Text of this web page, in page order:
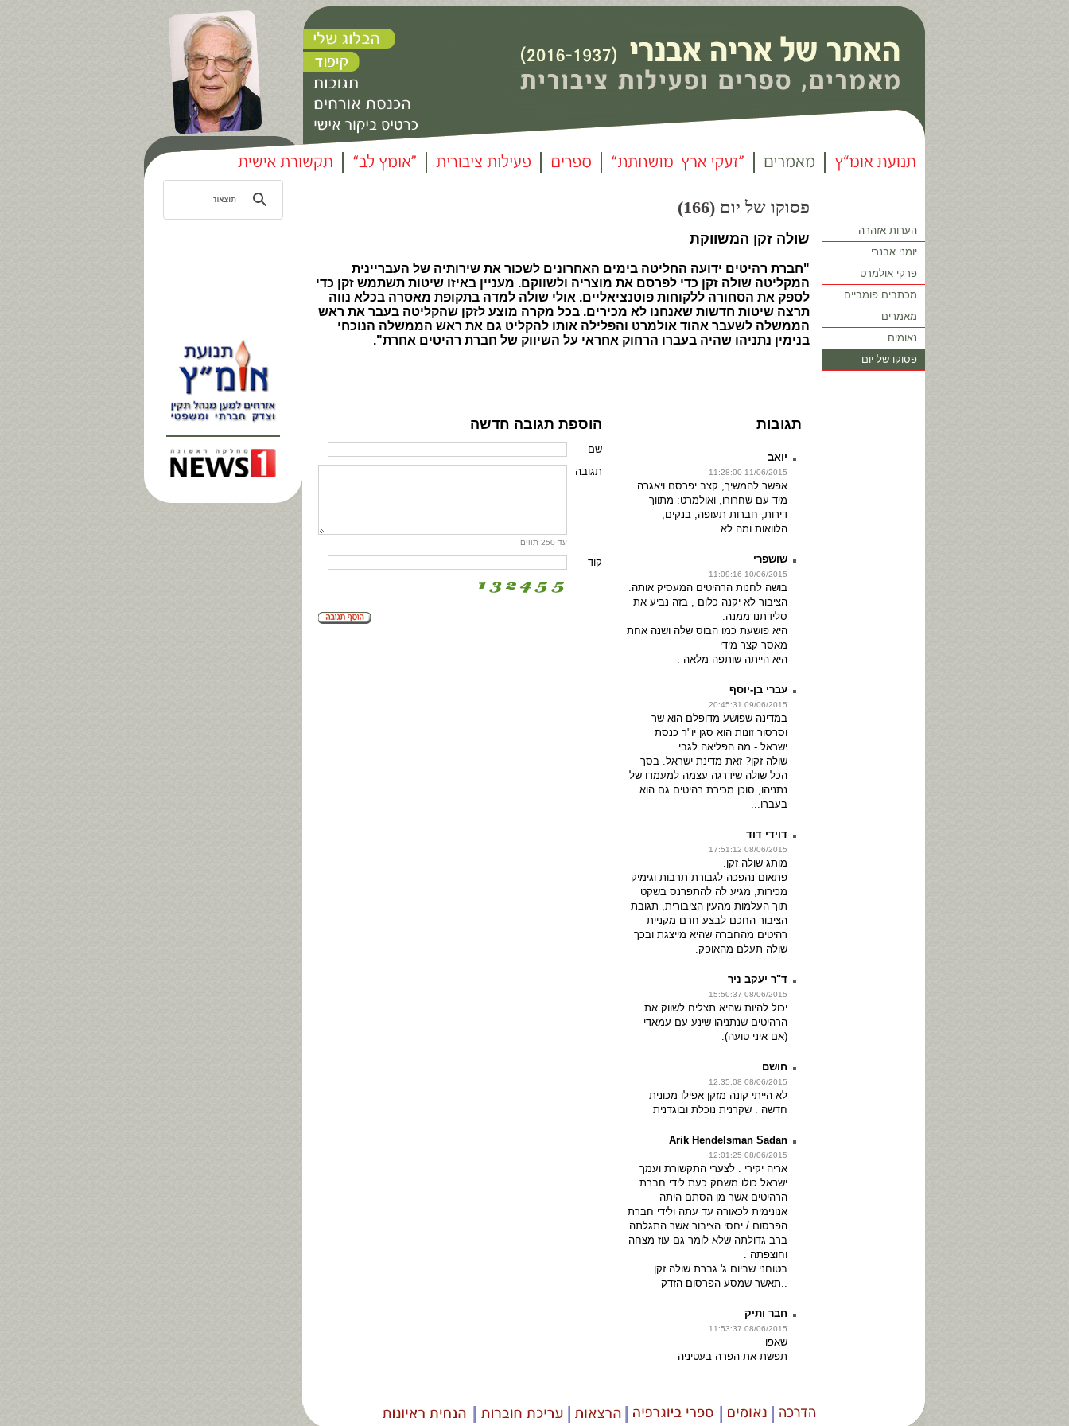
פסוקו של יום (166)
שולה זקן המשווקת
"חברת רהיטים ידועה החליטה בימים האחרונים לשכור את שירותיה של העבריינית
המקליטה שולה זקן כדי לפרסם את מוצריה ולשווקם. מעניין באיזו שיטות תשתמש זקן כדי
לספק את הסחורה ללקוחות פוטנציאליים. אולי שולה למדה בתקופת מאסרה בכלא נווה
תרצה שיטות חדשות שאנחנו לא מכירים. בכל מקרה מוצע לזקן שהקליטה בעבר את ראש
הממשלה לשעבר אהוד אולמרט והפלילה אותו להקליט גם את ראש הממשלה הנוכחי
בנימין נתניהו שהיה בעברו הרחוק אחראי על השיווק של חברת רהיטים אחרת".
הוספת תגובה חדשה
שם
עד 250 תווים
תגובה
קוד
תגובות
יואב
11/06/2015 11:28:00
אפשר להמשיך, קצב יפרסם ויאגרה
מיד עם שחרורו, ואולמרט: מתווך
דירות, חברות תעופה, בנקים,
הלוואות ומה לא.....
שושפרי
10/06/2015 11:09:16
בושה לחנות הרהיטים המעסיק אותה.
הציבור לא יקנה כלום , בזה נביע את
סלידתנו ממנה.
היא פושעת כמו הבוס שלה ושנה אחת
מאסר קצר מידי
היא הייתה שותפה מלאה .
עברי בן-יוסף
09/06/2015 20:45:31
במדינה שפושע מדופלם הוא שר
וסרסור זונות הוא סגן יו"ר כנסת
ישראל - מה הפליאה לגבי
שולה זקן? זאת מדינת ישראל. בסך
הכל שולה שידרגה עצמה למעמדו של
נתניהו, סוכן מכירת רהיטים גם הוא
בעברו...
דוידי דוד
08/06/2015 17:51:12
מותג שולה זקן.
פתאום נהפכה לגבורת תרבות וגימיק
מכירות, מגיע לה להתפרנס בשקט
תוך העלמות מהעין הציבורית, תגובת
הציבור החכם לבצע חרם מקניית
רהיטים מהחברה שהיא מייצגת ובכך
שולה תעלם מהאופק.
ד"ר יעקב ניר
08/06/2015 15:50:37
יכול להיות שהיא תצליח לשווק את
הרהיטים שנתניהו שינע עם עמאדי
(אם איני טועה).
חושם
08/06/2015 12:35:08
לא הייתי קונה מזקן אפילו מכונית
חדשה . שקרנית נוכלת ובוגדנית
Arik Hendelsman Sadan
08/06/2015 12:01:25
אריה יקירי . לצערי התקשורת ועמך
ישראל כולו משחק כעת לידי חברת
הרהיטים אשר מן הסתם היתה
אנונימית לכאורה עד עתה ולידי חברת
הפרסום / יחסי הציבור אשר התגלתה
ברב גדולתה שלא לומר גם עוז מצחה
וחוצפתה .
בטוחני שביום ג' גברת שולה זקן
..תאשר שמסע הפרסום הזדק
חבר ותיק
08/06/2015 11:53:37
שאפו
תפשת את הפרה בעטיניה
הערות אזהרה
יומני אבנרי
פרקי אולמרט
מכתבים פומביים
מאמרים
נאומים
פסוקו של יום